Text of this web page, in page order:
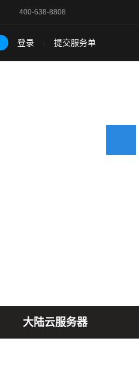
400-638-8808
登录 | 提交服务单
大陆云服务器